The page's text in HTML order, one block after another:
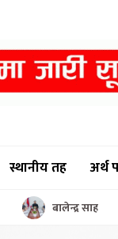
स्थानीय तह अर्थ
बालेन्द्र साह